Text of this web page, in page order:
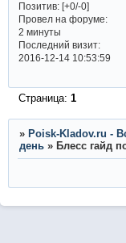
Позитив: [+0/-0]
Провел на форуме:
2 минуты
Последний визит:
2016-12-14 10:53:59
Страница: 1
» Poisk-Kladov.ru -
день » Блесс гайд